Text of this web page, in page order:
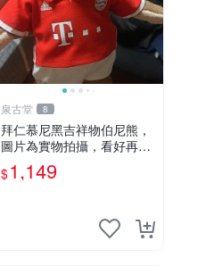
泉古堂 8
拜仁慕尼黑吉祥物伯尼熊，
圖片為實物拍攝，看好再
拍，不退不換-187978
$1,149